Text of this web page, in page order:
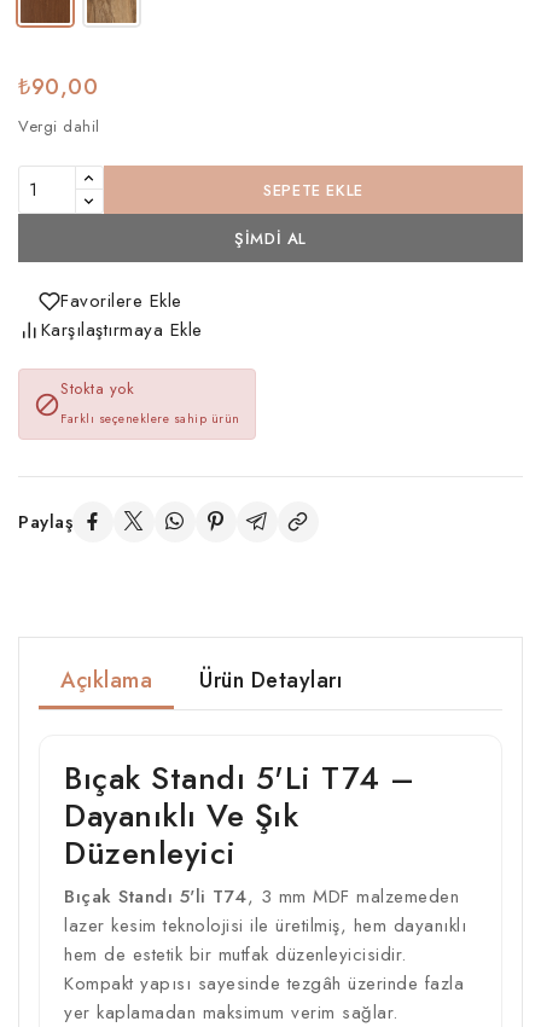
₺90,00
Vergi dahil
SEPETE EKLE
ŞIMDI AL
Favorilere Ekle
Karşılaştırmaya Ekle

Stokta yok
Farklı seçeneklere sahip ürün
Paylaş
Açıklama Ürün Detayları
Bıçak Standı 5'li T74 –
Dayanıklı Ve Şık
Düzenleyici
Bıçak Standı 5'li T74, 3 mm MDF malzemeden
lazer kesim teknolojisi ile üretilmiş, hem dayanıklı
hem de estetik bir mutfak düzenleyicisidir.
Kompakt yapısı sayesinde tezgâh üzerinde fazla
yer kaplamadan maksimum verim sağlar.